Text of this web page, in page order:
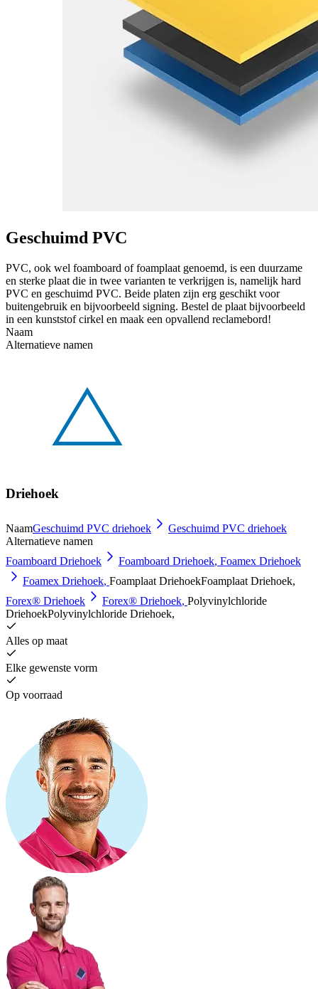
Geschuimd PVC
PVC, ook wel foamboard of foamplaat genoemd, is een duurzame
en sterke plaat die in twee varianten te verkrijgen is, namelijk hard
PVC en geschuimd PVC. Beide platen zijn erg geschikt voor
buitengebruik en bijvoorbeeld signing. Bestel de plaat bijvoorbeeld
in een kunststof cirkel en maak een opvallend reclamebord!
Naam
Alternatieve namen
Driehoek
NaamGeschuimd PVC driehoek
Geschuimd PVC driehoek
Alternatieve namen
Foamboard Driehoek
Foamboard Driehoek, Foamex Driehoek
Foamex Driehoek, Foamplaat DriehoekFoamplaat Driehoek,
Forex® Driehoek
Forex® Driehoek, Polyvinylchloride
DriehoekPolyvinylchloride Driehoek,
Alles op maat
Elke gewenste vorm
Op voorraad